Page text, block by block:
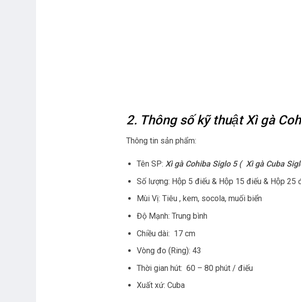
2. Thông số kỹ thuật Xì gà
Thông tin sản phẩm:
Tên SP: Xì gà Cohiba Siglo 5 ( Xì gà Cuba
Số lượng: Hộp 5 điếu & Hộp 15 điếu & Hộp 25
Mùi Vị: Tiêu , kem, socola, muối biển
Độ Mạnh: Trung bình
Chiều dài: 17 cm
Vòng đo (Ring): 43
Thời gian hút: 60 – 80 phút / điếu
Xuất xứ: Cuba